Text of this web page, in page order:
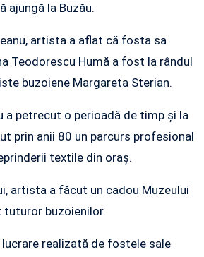
ajungă la Buzău.
artista a aflat că fosta sa
Teodorescu Humă a fost la rândul
buzoiene Margareta Sterian.
a petrecut o perioadă de timp și la
prin anii 80 un parcurs profesional
textile din oraș.
artista a făcut un cadou Muzeului
buzoienilor.
realizată de fostele sale